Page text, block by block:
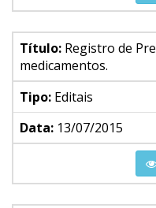
Título: Registro de
medicamentos.
Tipo: Editais
Data: 13/07/2015